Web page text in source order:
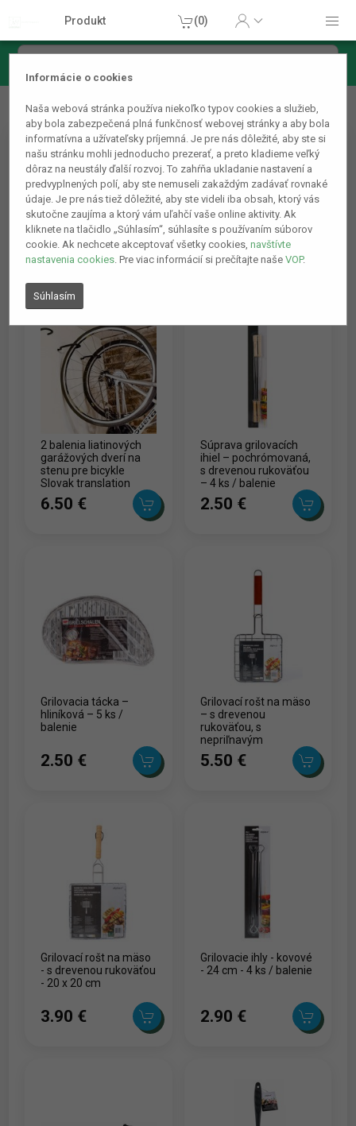
Informácie o cookies
Naša webová stránka používa niekoľko typov cookies a služieb,
aby bola zabezpečená plná funkčnosť webovej stránky a aby bola
informatívna a užívateľsky príjemná. Je pre nás dôležité, aby ste si
našu stránku mohli jednoducho prezerať, a preto kladieme veľký
dôraz na neustály ďalší rozvoj. To zahŕňa ukladanie nastavení a
predvyplnených polí, aby ste nemuseli zakaždým zadávať rovnaké
údaje. Je pre nás tiež dôležité, aby ste videli iba obsah, ktorý vás
skutočne zaujíma a ktorý vám uľahčí vaše online aktivity. Ak
kliknete na tlačidlo „Súhlasím“, súhlasíte s používaním súborov
cookie. Ak nechcete akceptovať všetky cookies,navštívte
nastavenia cookies. Pre viac informácií si prečítajte našeVOP.
Súhlasím
Produkt (0)
Nové
1 2 5.
2 balenia liatinových
garážových dverí na
stenu pre bicykle
Slovak translation
(with product names
translated): 2 balenia
liatinových garážových
6.50 ‎€
Súprava grilovacích
ihiel – pochrómovaná,
s drevenou rukoväťou
– 4 ks / balenie
2.50 ‎€
Grilovacia tácka –
hliníková – 5 ks /
balenie
2.50 ‎€
Grilovací rošt na mäso
– s drevenou
rukoväťou, s
nepriľnavým
povrchom – 47,5 × 20 ×
1,5 cm
5.50 ‎€
Grilovací rošt na mäso
- s drevenou rukoväťou
- 20 x 20 cm
3.90 ‎€
Grilovacie ihly - kovové
- 24 cm - 4 ks / balenie
2.90 ‎€